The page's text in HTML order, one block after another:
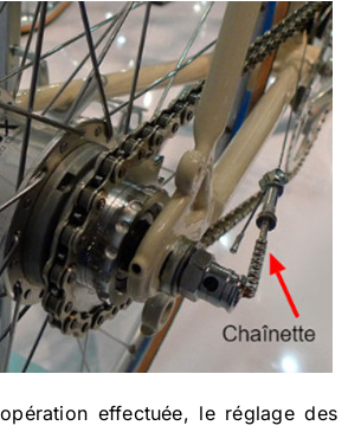
effectuée, le réglage des